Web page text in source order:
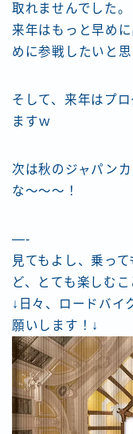
取れませんでした。
来年はもっと早め
めに参戦したいと思
そして、来年はプ
ますｗ
次は秋のジャパン
な〜〜〜！
—-
見てもよし、乗っ
ど、とても楽しむこ
↓日々、ロードバイ
願いします！↓